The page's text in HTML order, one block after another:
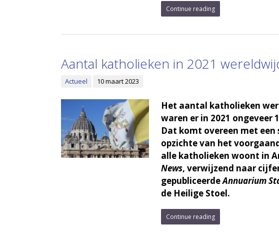
Continue reading
Aantal katholieken in 2021
Actueel 10 maart 2023
Het aantal katholieken
waren er in 2021 ongeveer
Dat komt overeen met
opzichte van het
alle katholieken woont in
News, verwijzend naar
gepubliceerdeAnnuarium
de Heilige Stoel.
Continue reading